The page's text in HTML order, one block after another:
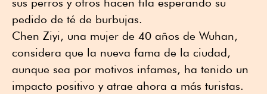
pedido de té de burbujas.
Chen Ziyi, una mujer de 40 años de Wuhan,
considera que la nueva fama de la ciudad,
aunque sea por motivos infames, ha tenido un
impacto positivo y atrae ahora a más turistas.